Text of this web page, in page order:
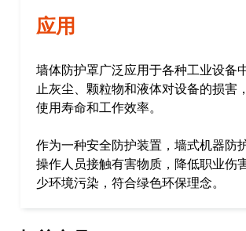
应用
墙体防护罩广泛应用于各种工业设备
止灰尘、颗粒物和液体对设备的损害
使用寿命和工作效率。
作为一种安全防护装置，墙式机器防
操作人员接触有害物质，降低职业伤
少环境污染，符合绿色环保理念。